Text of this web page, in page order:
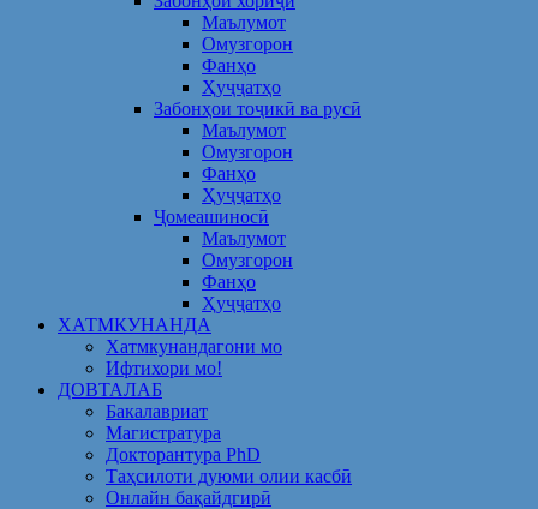
Маълумот
Омузгорон
Фанҳо
Ҳуҷҷатҳо
Забонҳои тоҷикӣ ва русӣ
Маълумот
Омузгорон
Фанҳо
Ҳуҷҷатҳо
Ҷомеашиносӣ
Маълумот
Омузгорон
Фанҳо
Ҳуҷҷатҳо
ХАТМКУНАНДА
Хатмкунандагони мо
Ифтихори мо!
ДОВТАЛАБ
Бакалавриат
Магистратура
Докторантура PhD
Таҳсилоти дуюми олии касбӣ
Онлайн бақайдгирӣ